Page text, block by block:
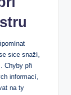
sice snaží,
Chyby při
informací,
na ty